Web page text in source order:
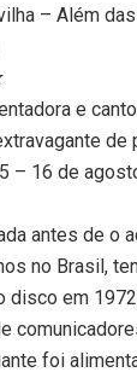
– Além
e
de
– 16 de
antes de o
no Brasil,
disco em
foi